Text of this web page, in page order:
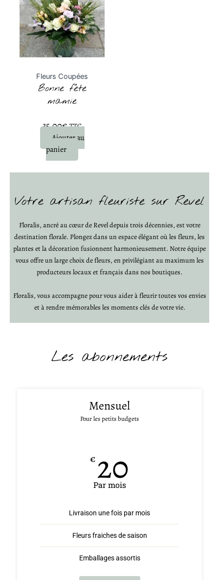
Fleurs Coupées
Bonne fête
mamie
35,00€ TTC
Ajouter au
panier
Votre artisan fleuriste sur Revel
Floralis, ancré au cœur de Revel depuis trois décennies, est votre
destination florale. Plongez dans un espace élégant où les fleurs, les
plantes et la décoration fusionnent harmonieusement. Notre équipe
vous offre un large choix de fleurs, en privilégiant au maximum les
producteurs locaux et français dans nos boutiques.
Floralis, vous accompagne pour vous aider à fleurir toutes vos envies
et à rendre mémorables les moments clés de votre vie.
Les abonnements
Mensuel
Pour les petits budgets
€20
Par mois
Livraison une fois par mois
Fleurs fraiches de saison
Emballages assortis